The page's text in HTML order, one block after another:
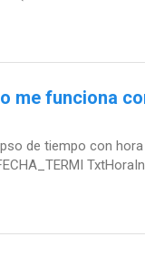
me funciona
de tiempo con